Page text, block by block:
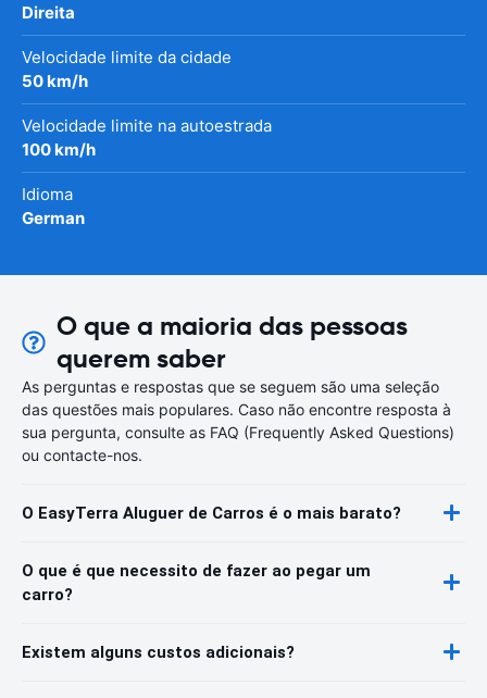
Direita
Velocidade limite da cidade
50 km/h
Velocidade limite na autoestrada
100 km/h
Idioma
German
O que a maioria das pessoas
querem saber
As perguntas e respostas que se seguem são uma seleção
das questões mais populares. Caso não encontre resposta à
sua pergunta, consulte as FAQ (Frequently Asked Questions)
ou contacte-nos.
O EasyTerra Aluguer de Carros é o mais barato?
O que é que necessito de fazer ao pegar um
carro?
Existem alguns custos adicionais?